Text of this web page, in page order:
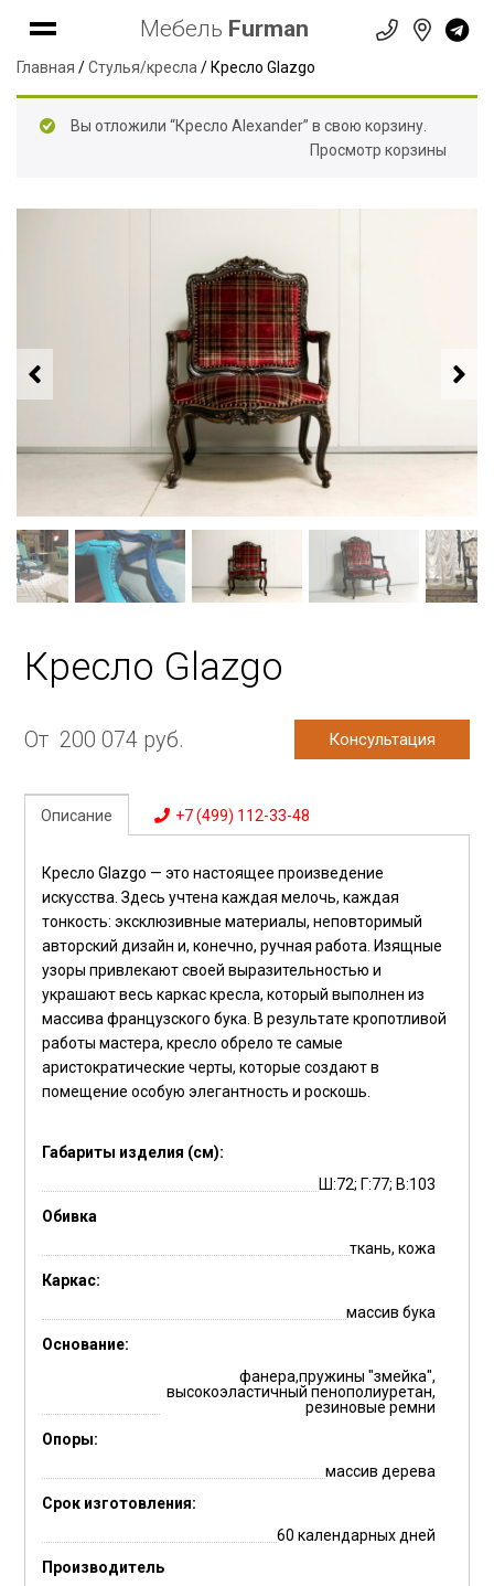
Мебель Furman
Главная /Стулья/кресла / Кресло Glazgo
Вы отложили “Кресло Alexander” в свою корзину.
Просмотр корзины
Кресло Glazgo
От 200 074руб. Консультация
Описание +7 (499) 112-33-48
Кресло Glazgo — это настоящее произведение
искусства. Здесь учтена каждая мелочь, каждая
тонкость: эксклюзивные материалы, неповторимый
авторский дизайн и, конечно, ручная работа. Изящные
узоры привлекают своей выразительностью и
украшают весь каркас кресла, который выполнен из
массива французского бука. В результате кропотливой
работы мастера, кресло обрело те самые
аристократические черты, которые создают в
помещение особую элегантность и роскошь.
Габариты изделия (см):
Ш:72; Г:77; В:103
Обивка
ткань, кожа
Каркас:
массив бука
Основание:
фанера,пружины "змейка",
высокоэластичный пенополиуретан,
резиновые ремни
Опоры:
массив дерева
Срок изготовления:
60 календарных дней
Производитель